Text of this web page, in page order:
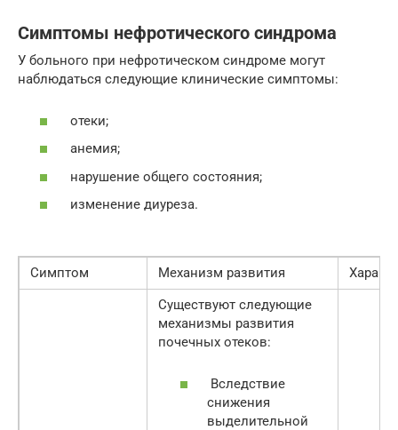
Симптомы нефротического синдрома
У больного при нефротическом синдроме могут
наблюдаться следующие клинические симптомы:
отеки;
анемия;
нарушение общего состояния;
изменение диуреза.
Симптом Механизм развития
Существуют следующие
механизмы развития
почечных отеков:
Вследствие
снижения
выделительной